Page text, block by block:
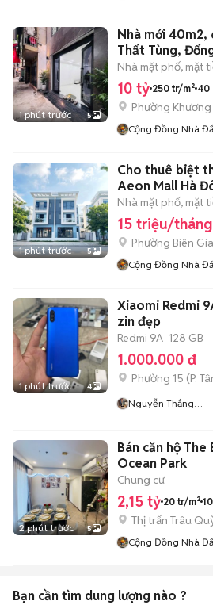
1 phút trước 5
Nhà mới
Thất Tùng,
Nhà mặt phố, mặt
10 tỷ 250 tr/m² 40
Phường
Cộng Đồng Nhà
1 phút trước 5
Cho thuê biệt
Aeon Mall Hà
Nhà mặt phố, mặt
15 triệu/tháng
Phường Biên
Cộng Đồng Nhà
1 phút trước 4
Xiaomi Redmi
zin đẹp
Redmi 9A 128 GB
1.000.000 đ
Phường 15 (P.
Nguyễn Thắng
2 phút trước 5
Bán căn hộ
Ocean Park
Chung cư
2,15 tỷ 20 tr/m²
Thị trấn Trâu
Cộng Đồng Nhà
Bạn cần tìm dung lượng nào ?